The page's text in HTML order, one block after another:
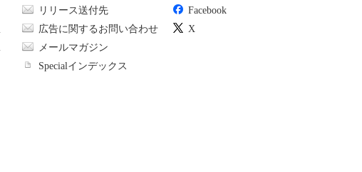
リリース送付先
広告に関するお問い合わせ
メールマガジン
Specialインデックス
Facebook
X